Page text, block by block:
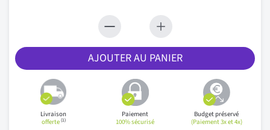
AJOUTER AU PANIER
Livraison
offerte(1)
Paiement
100% sécurisé
Budget préservé
(Paiement 3x et 4x)